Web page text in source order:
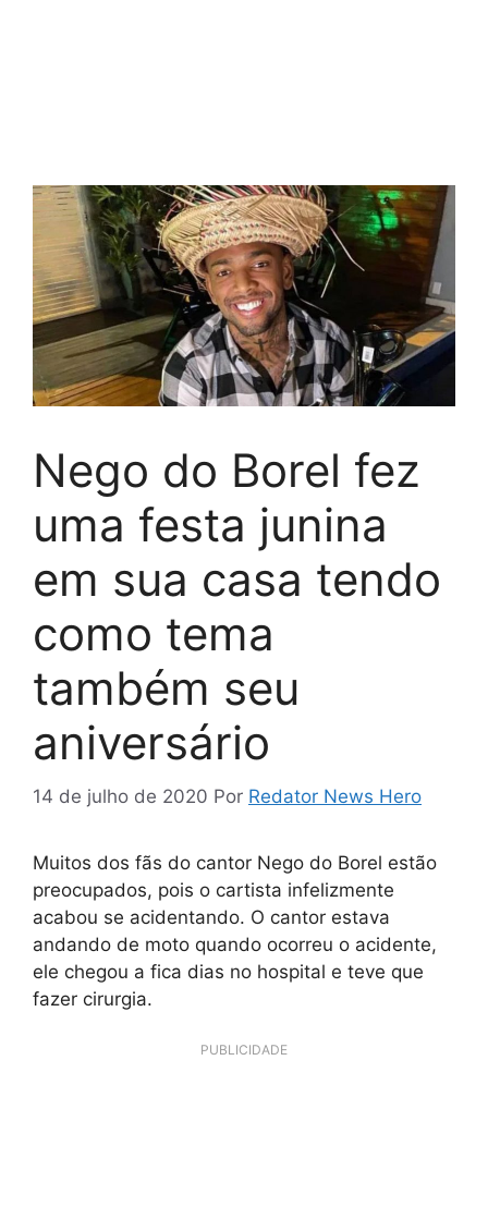
Nego do Borel fez
uma festa junina
em sua casa tendo
como tema
também seu
aniversário
14 de julho de 2020 Por Redator News Hero
Muitos dos fãs do cantor Nego do Borel estão
preocupados, pois o cartista infelizmente
acabou se acidentando. O cantor estava
andando de moto quando ocorreu o acidente,
ele chegou a fica dias no hospital e teve que
fazer cirurgia.
PUBLICIDADE